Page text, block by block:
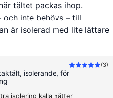
tältet packas ihop.
och inte behövs – till
är isolerad med lite lättare
(3)
isolerande, för
isolering kalla nätter